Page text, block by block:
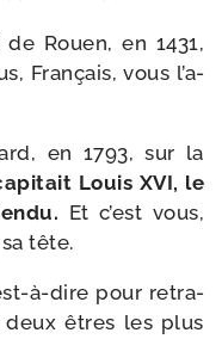
Rouen, en 1431,
Français, vous l’a­
en 1793, sur la
Louis XVI, le
Et c’est vous,
tête.
​à-​dire pour retra­
deux êtres les plus